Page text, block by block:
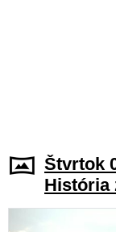
Štvrtok
História